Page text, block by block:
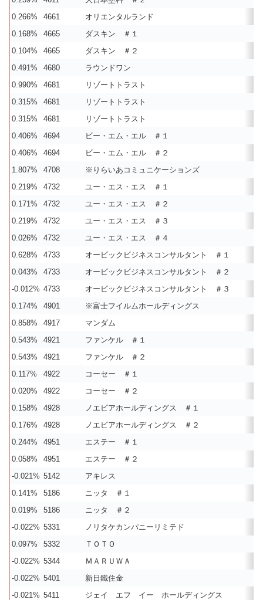
0.266%
4661
オリエンタルランド
0.168%
4665
ダスキン ＃１
0.104%
4665
ダスキン ＃２
0.491%
4680
ラウンドワン
0.990%
4681
リゾートトラスト
0.315%
4681
リゾートトラスト
0.315%
4681
リゾートトラスト
0.406%
4694
ビー・エム・エル ＃１
0.406%
4694
ビー・エム・エル ＃２
1.807%
4708
※りらいあコミュニケーションズ
0.219%
4732
ユー・エス・エス ＃１
0.171%
4732
ユー・エス・エス ＃２
0.219%
4732
ユー・エス・エス ＃３
0.026%
4732
ユー・エス・エス ＃４
0.628%
4733
オービックビジネスコンサルタント ＃１
0.043%
4733
オービックビジネスコンサルタント ＃２
-0.012% 4733
オービックビジネスコンサルタント ＃３
0.174%
4901
※富士フイルムホールディングス
0.858%
4917
マンダム
0.543%
4921
ファンケル ＃１
0.543%
4921
ファンケル ＃２
0.117%
4922
コーセー ＃１
0.020%
4922
コーセー ＃２
0.158%
4928
ノエビアホールディングス ＃１
0.176%
4928
ノエビアホールディングス ＃２
0.244%
4951
エステー ＃１
0.058%
4951
エステー ＃２
-0.021% 5142
アキレス
0.141%
5186
ニッタ ＃１
0.019%
5186
ニッタ ＃２
-0.022% 5331
ノリタケカンパニーリミテド
0.097%
5332
ＴＯＴＯ
-0.022% 5344
ＭＡＲＵＷＡ
-0.022% 5401
新日鐵住金
-0.021% 5411
ジェイ エフ イー ホールディングス